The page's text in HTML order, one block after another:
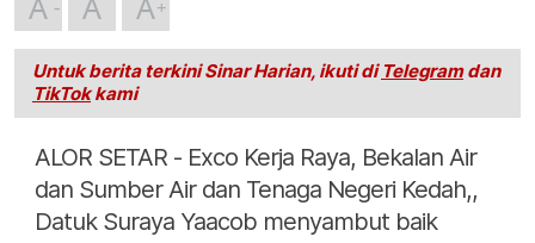
Untuk berita terkini Sinar Harian, ikuti di Telegramdan
TikTokkami
ALOR SETAR - Exco Kerja Raya, Bekalan Air
dan Sumber Air dan Tenaga Negeri Kedah,,
Datuk Suraya Yaacob menyambut baik